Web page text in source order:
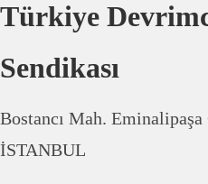
Türkiye
Sendikası
Bostancı Mah.
İSTANBUL